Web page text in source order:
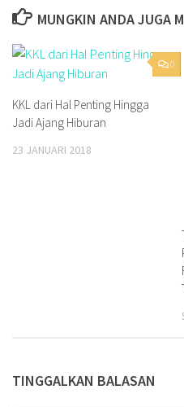
MUNGKIN ANDA JUGA
0
KKL dari Hal Penting Hingga
Jadi Ajang Hiburan
23 JANUARI 2018
TINGGALKAN BALASAN